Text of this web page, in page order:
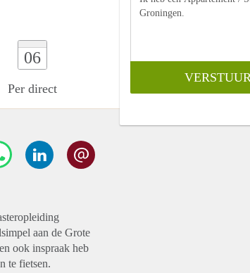
06
Per direct
aan de Grote
ook inspraak heb
te fietsen.